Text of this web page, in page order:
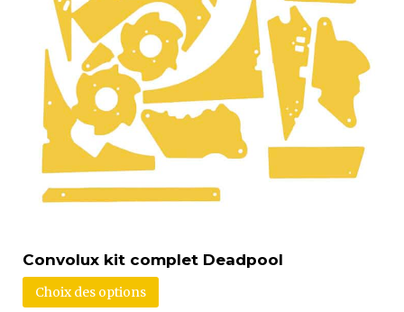
Convolux kit complet Deadpool
Choix des options